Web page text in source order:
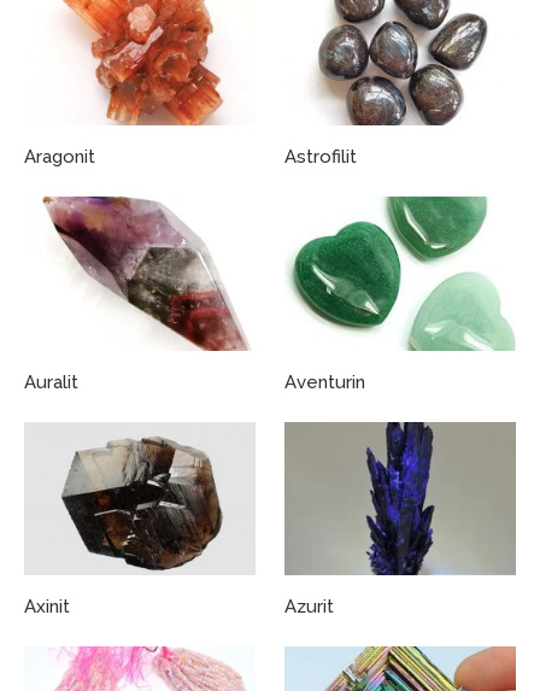
Aragonit Astrofilit
Auralit Aventurin
Axinit Azurit